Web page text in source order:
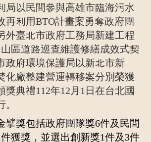
局以民間參與高雄市臨海污水
再利用BTO計畫案勇奪政府團
外臺北市政府工務局新建工程
區道路巡查維護修繕成效式契
政府環境保護局以新北市新
化廠整建營運轉移案分別榮獲
獎典禮112年12 月 1 日在台北國
擘獎包括政府團隊獎6件及民間
件獲獎，並選出創新獎1件及 3件